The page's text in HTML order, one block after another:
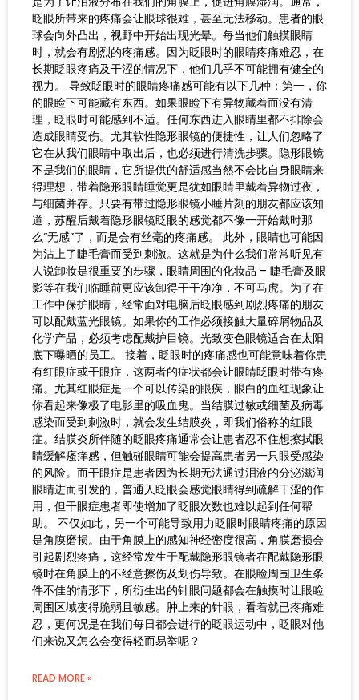
眨眼所带来的疼痛会让眼球很难，甚至无法移动。患者的眼
球会向外凸出，视野中开始出现光晕。每当他们触摸眼睛
时，就会有剧烈的疼痛感。因为眨眼时的眼睛疼痛难忍，在
长期眨眼疼痛及干涩的情况下，他们几乎不可能拥有健全的
视力。 导致眨眼时的眼睛疼痛感可能有以下几种：第一，你
的眼睑下可能藏有东西。如果眼睑下有异物藏着而没有清
理，眨眼时可能感到不适。任何东西进入眼睛里都不排除会
造成眼睛受伤。尤其软性隐形眼镜的便捷性，让人们忽略了
它在从我们眼睛中取出后，也必须进行清洗步骤。隐形眼镜
不是我们的眼睛，它所提供的舒适感当然不会比自身眼睛来
得理想，带着隐形眼睛睡觉更是犹如眼睛里戴着异物过夜，
与细菌并存。只要有带过隐形眼镜小睡片刻的朋友都应该知
道，苏醒后戴着隐形眼镜眨眼的感觉都不像一开始戴时那
么“无感”了，而是会有丝毫的疼痛感。 此外，眼睛也可能因
为沾上了睫毛膏而受到刺激。这就是为什么我们常常听见有
人说卸妆是很重要的步骤，眼睛周围的化妆品 – 睫毛膏及眼
影等在我们临睡前更应该卸得干干净净，不可马虎。为了在
工作中保护眼睛，经常面对电脑后眨眼感到剧烈疼痛的朋友
可以配戴蓝光眼镜。如果你的工作必须接触大量碎屑物品及
化学产品，必须考虑配戴护目镜。光致变色眼镜适合在太阳
底下曝晒的员工。 接着，眨眼时的疼痛感也可能意味着你患
有红眼症或干眼症，这两者的症状都会让眼睛眨眼时带有疼
痛。尤其红眼症是一个可以传染的眼疾，眼白的血红现象让
你看起来像极了电影里的吸血鬼。当结膜过敏或细菌及病毒
感染而受到刺激时，就会发生结膜炎，即我们俗称的红眼
症。结膜炎所伴随的眨眼疼痛通常会让患者忍不住想擦拭眼
睛缓解瘙痒感，但触碰眼睛可能会提高患者另一只眼受感染
的风险。而干眼症是患者因为长期无法通过泪液的分泌滋润
眼睛进而引发的，普通人眨眼会感觉眼睛得到疏解干涩的作
用，但干眼症患者即使增加了眨眼次数也难以起到任何帮
助。 不仅如此，另一个可能导致用力眨眼时眼睛疼痛的原因
是角膜磨损。由于角膜上的感知神经密度很高，角膜磨损会
引起剧烈疼痛，这经常发生于配戴隐形眼镜者在配戴隐形眼
镜时在角膜上的不经意擦伤及划伤导致。在眼睑周围卫生条
件不佳的情形下，所衍生出的针眼问题都会在触摸时让眼睑
周围区域变得脆弱且敏感。肿上来的针眼，看着就已疼痛难
忍，更何况是在我们每日都会进行的眨眼运动中，眨眼对他
们来说又怎么会变得轻而易举呢？
READ MORE »